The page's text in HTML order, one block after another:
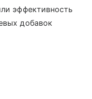
эффективность
добавок